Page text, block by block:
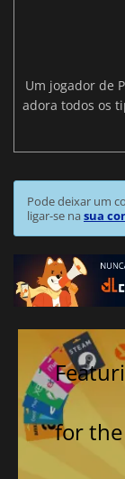
Um jogador de
adora todos os
Pode deixar um
ligar-se nasua
for the